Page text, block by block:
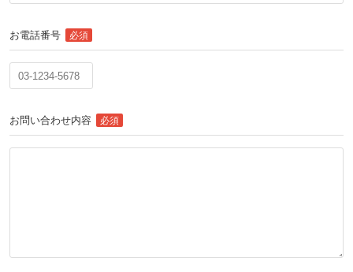
お電話番号 必須
お問い合わせ内容 必須